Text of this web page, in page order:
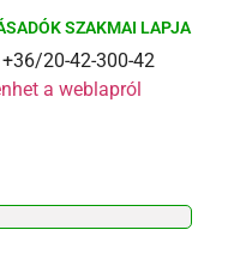
SZAKMAI LAPJA
20-42-300-42
a weblapról